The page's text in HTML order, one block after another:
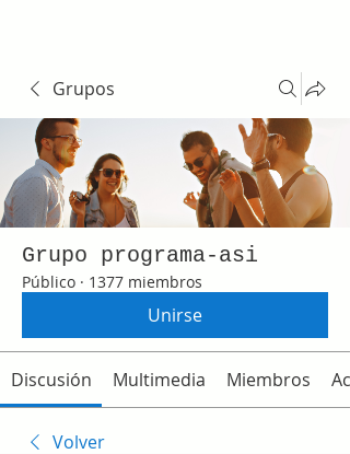
Grupos
Grupo programa-asi
Público · 1377 miembros
Unirse
Discusión Multimedia Miembros
Volver